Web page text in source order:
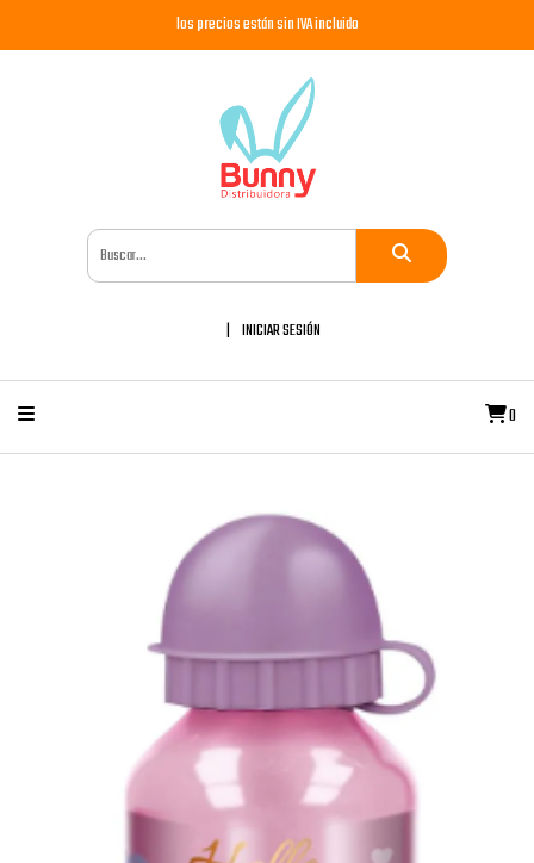
los precios están sin IVA incluido
INICIAR SESIÓN
0